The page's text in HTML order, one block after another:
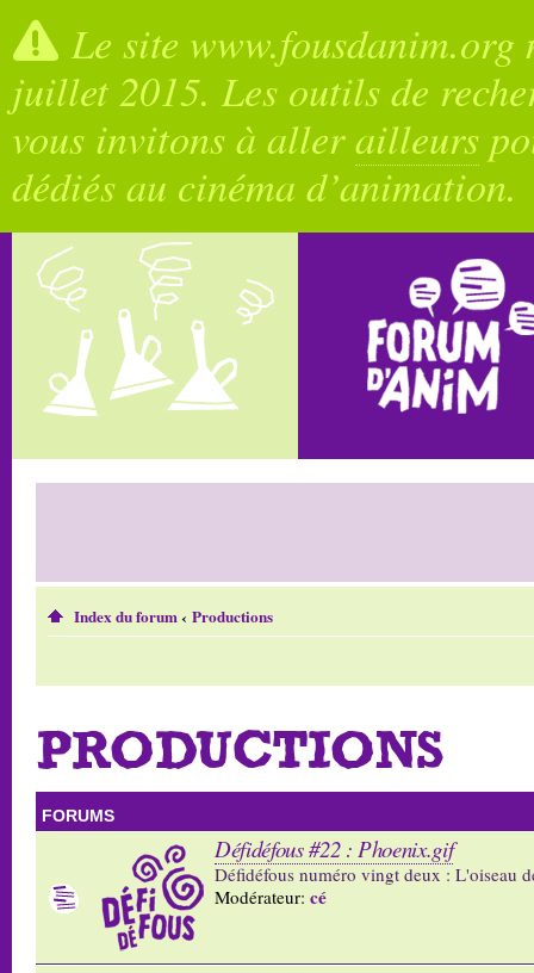
Le site
juillet 2015. Les outils de
vous invitons à allerailleurs
dédiés au cinéma d’animation.
Index du forum‹ Productions
PRODUCTIONS
FORUMS
Défidéfous #22 : Phoenix.gif
Défidéfous numéro vingt deux : L'oiseau
Modérateur: cé